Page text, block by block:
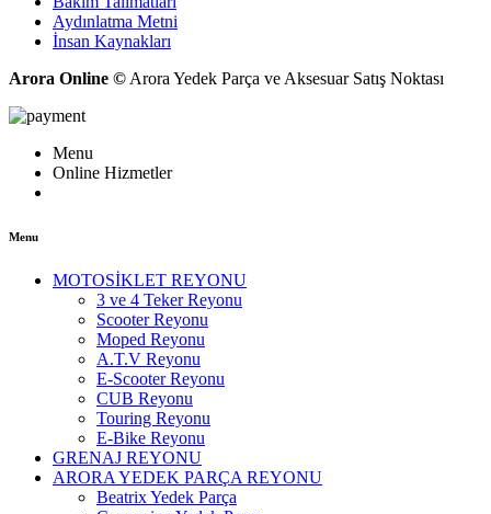
Aydınlatma Metni
İnsan Kaynakları
Arora Online © Arora Yedek Parça ve Aksesuar Satış Noktası
Menu
Online Hizmetler
Menu
MOTOSİKLET REYONU
3 ve 4 Teker Reyonu
Scooter Reyonu
Moped Reyonu
A.T.V Reyonu
E-Scooter Reyonu
CUB Reyonu
Touring Reyonu
E-Bike Reyonu
GRENAJ REYONU
ARORA YEDEK PARÇA REYONU
Beatrix Yedek Parça